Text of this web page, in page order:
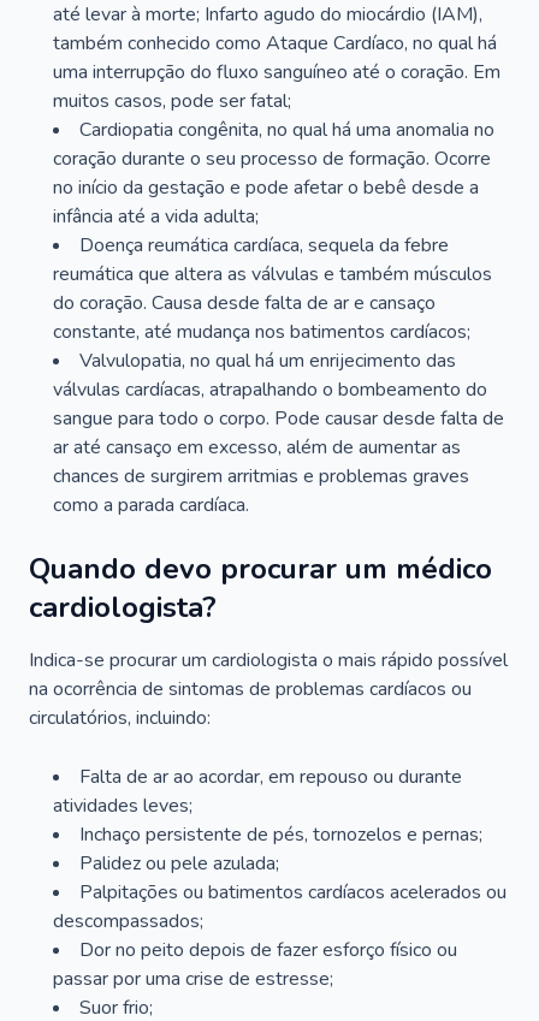
até levar à morte; Infarto agudo do miocárdio (IAM),
também conhecido como Ataque Cardíaco, no qual há
uma interrupção do fluxo sanguíneo até o coração. Em
muitos casos, pode ser fatal;
Cardiopatia congênita, no qual há uma anomalia no
coração durante o seu processo de formação. Ocorre
no início da gestação e pode afetar o bebê desde a
infância até a vida adulta;
Doença reumática cardíaca, sequela da febre
reumática que altera as válvulas e também músculos
do coração. Causa desde falta de ar e cansaço
constante, até mudança nos batimentos cardíacos;
Valvulopatia, no qual há um enrijecimento das
válvulas cardíacas, atrapalhando o bombeamento do
sangue para todo o corpo. Pode causar desde falta de
ar até cansaço em excesso, além de aumentar as
chances de surgirem arritmias e problemas graves
como a parada cardíaca.
Quando devo procurar um médico
cardiologista?
Indica-se procurar um cardiologista o mais rápido possível
na ocorrência de sintomas de problemas cardíacos ou
circulatórios, incluindo:
Falta de ar ao acordar, em repouso ou durante
atividades leves;
Inchaço persistente de pés, tornozelos e pernas;
Palidez ou pele azulada;
Palpitações ou batimentos cardíacos acelerados ou
descompassados;
Dor no peito depois de fazer esforço físico ou
passar por uma crise de estresse;
Suor frio;